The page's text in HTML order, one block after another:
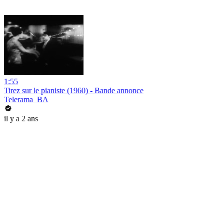
1:55
Tirez sur le pianiste (1960) - Bande annonce
Telerama_BA
il y a 2 ans